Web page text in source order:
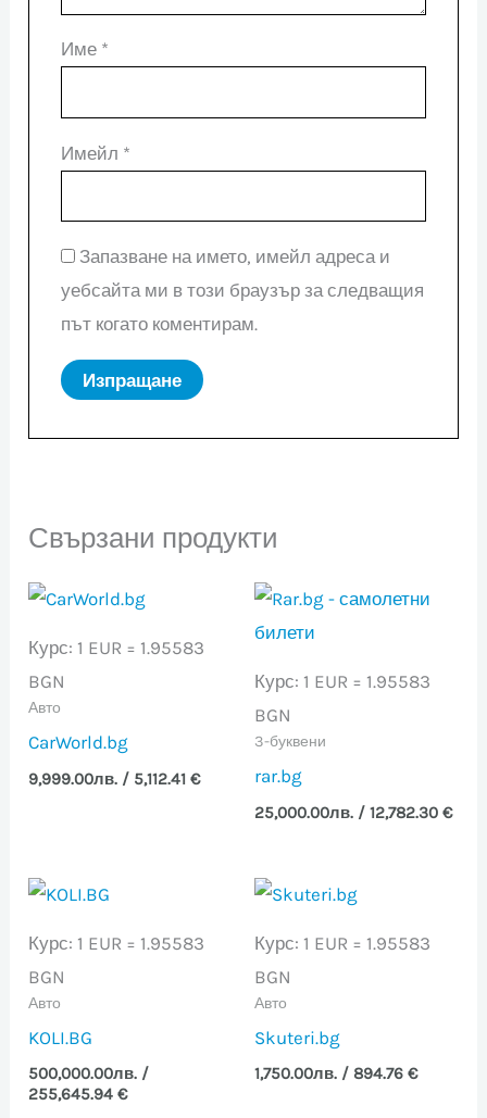
Име *
Имейл *
Запазване на името, имейл адреса и
уебсайта ми в този браузър за следващия
път когато коментирам.
Свързани продукти
Курс: 1 EUR = 1.95583
BGN
Авто
CarWorld.bg
9,999.00лв. / 5,112.41 €
Курс: 1 EUR = 1.95583
BGN
3-буквени
rar.bg
25,000.00лв. / 12,782.30 €
Курс: 1 EUR = 1.95583
BGN
Авто
KOLI.BG
500,000.00лв. /
255,645.94 €
Курс: 1 EUR = 1.95583
BGN
Авто
Skuteri.bg
1,750.00лв. / 894.76 €